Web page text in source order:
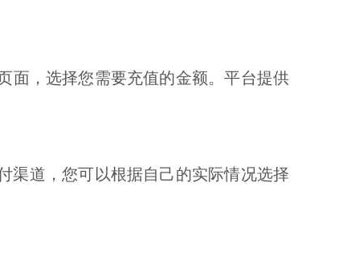
面，选择您需要充值的金额。平台提供
渠道，您可以根据自己的实际情况选择